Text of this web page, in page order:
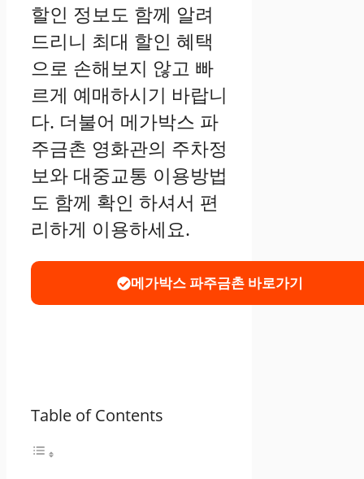
할인 정보도 함께 알려
드리니 최대 할인 혜택
으로 손해보지 않고 빠
르게 예매하시기 바랍니
다. 더불어 메가박스 파
주금촌 영화관의 주차정
보와 대중교통 이용방법
도 함께 확인 하셔서 편
리하게 이용하세요.
메가박스 파주금촌 바로가기
Table of Contents